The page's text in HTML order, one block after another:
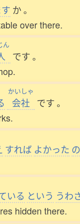
か。
over there.
ん
です。
かいしゃ
会社 です。
すれば よかった
いる という うわ
hidden there.